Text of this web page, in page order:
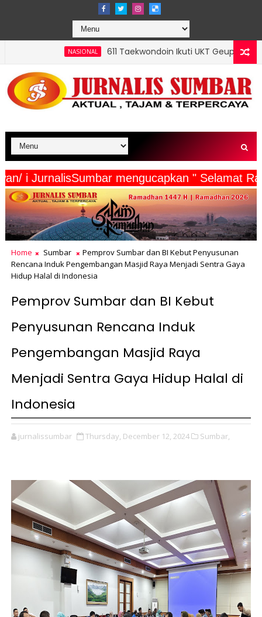
611 Taekwondoin Ikuti UKT Geup 2 Kota Padang,
i JurnalisSumbar mengucapkan "
Home Sumbar
Pemprov Sumbar dan BI Kebut Penyusunan
Rencana Induk Pengembangan Masjid Raya Menjadi Sentra Gaya
Hidup Halal di Indonesia
Pemprov Sumbar dan BI Kebut
Penyusunan Rencana Induk
Pengembangan Masjid Raya
Menjadi Sentra Gaya Hidup Halal di
Indonesia
jurnalissumbar Thursday, December 12, 2024 Sumbar,